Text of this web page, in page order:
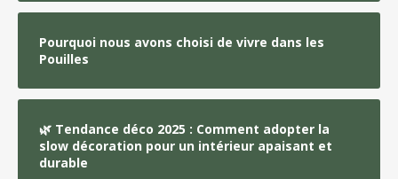
Pourquoi nous avons choisi de vivre dans les
Pouilles
🌿 Tendance déco 2025 : Comment adopter la
slow décoration pour un intérieur apaisant et
durable